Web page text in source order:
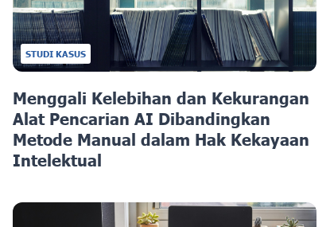
STUDI KASUS
Menggali Kelebihan dan Kekurangan
Alat Pencarian AI Dibandingkan
Metode Manual dalam Hak Kekayaan
Intelektual